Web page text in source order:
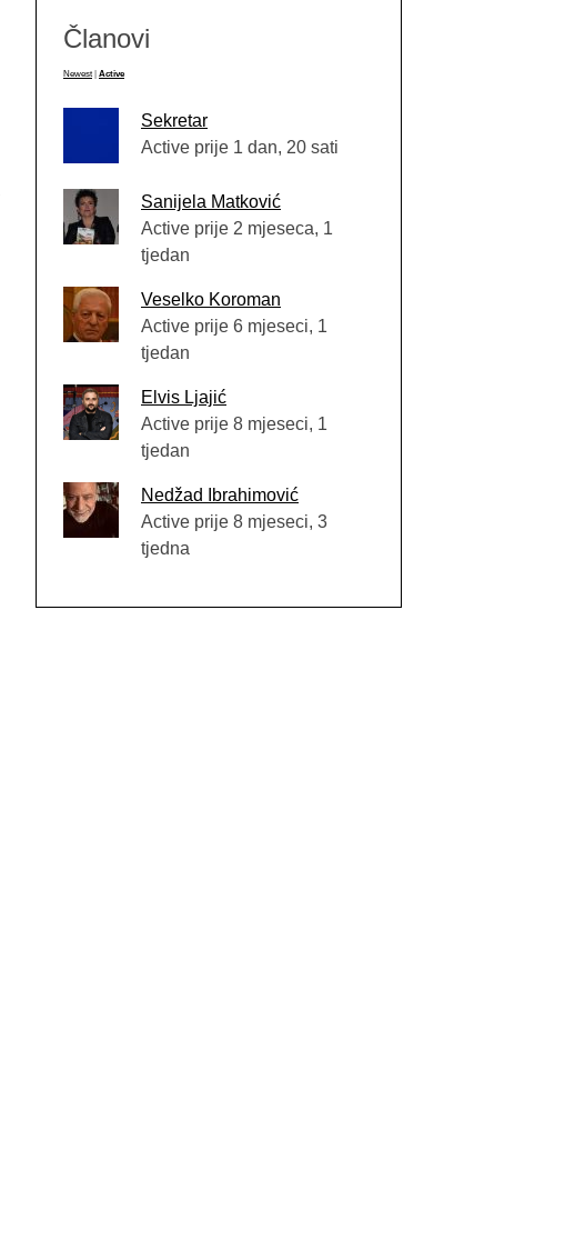
Članovi
Newest Active
Sekretar
Active prije 1 dan, 20 sati
Sanijela Matković
Active prije 2 mjeseca, 1
tjedan
Veselko Koroman
Active prije 6 mjeseci, 1
tjedan
Elvis Ljajić
Active prije 8 mjeseci, 1
tjedan
Nedžad Ibrahimović
Active prije 8 mjeseci, 3
tjedna